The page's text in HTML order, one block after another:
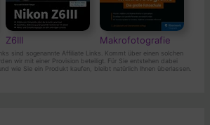
Z6III Makrofotografie
sind sogenannte Affiliate Links. Kommt über einen solchen
wir mit einer Provision beteiligt. Für Sie entstehen dabei
wie Sie ein Produkt kaufen, bleibt natürlich Ihnen überlassen.